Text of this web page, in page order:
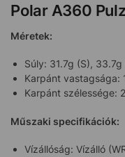
Polar A360
Méretek:
Súly: 31.7g (S),
Karpánt vastagsága:
Karpánt szélessége:
Műszaki specifikációk:
Vízállóság: Vízálló